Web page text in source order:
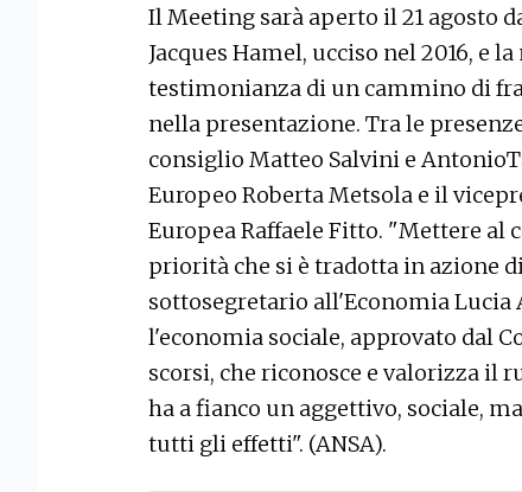
Il Meeting sarà aperto il 21 agosto
Jacques Hamel, ucciso nel 2016, e
testimonianza di un cammino di
nella presentazione. Tra le
consiglio Matteo Salvini e
Europeo Roberta Metsola e il
Europea Raffaele Fitto. "Mettere al
priorità che si è tradotta in azione
sottosegretario all'Economia Lucia
l'economia sociale, approvato dal
scorsi, che riconosce e valorizza il
ha a fianco un aggettivo, sociale,
tutti gli effetti". (ANSA).